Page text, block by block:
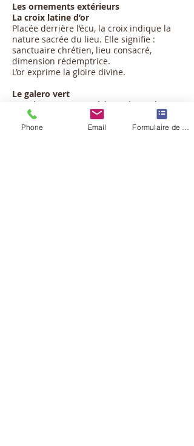
Les ornements extérieurs
La croix latine d’or
Placée derrière l’écu, la croix indique la
nature sacrée du lieu. Elle signifie :
sanctuaire chrétien, lieu consacré,
dimension rédemptrice.
L’or exprime la gloire divine.
Le galero vert
Le galero appartient à la tradition de
l’héraldique ecclésiastique. Avec six
houppes de chaque côté, il renvoie
Phone Email